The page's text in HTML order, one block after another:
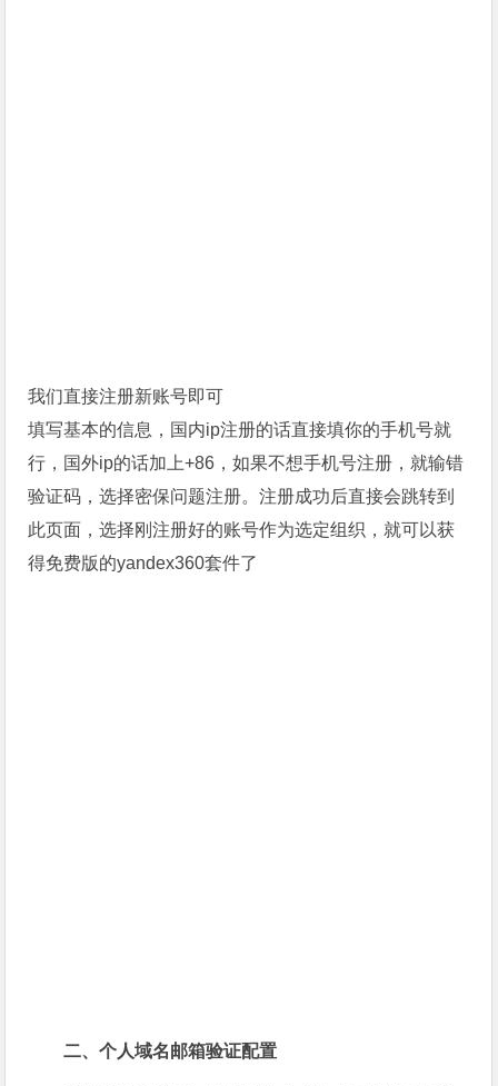
我们直接注册新账号即可
填写基本的信息，国内ip注册的话直接填你的手机号就
行，国外ip的话加上+86，如果不想手机号注册，就输错
验证码，选择密保问题注册。注册成功后直接会跳转到
此页面，选择刚注册好的账号作为选定组织，就可以获
得免费版的yandex360套件了
二、个人域名邮箱验证配置